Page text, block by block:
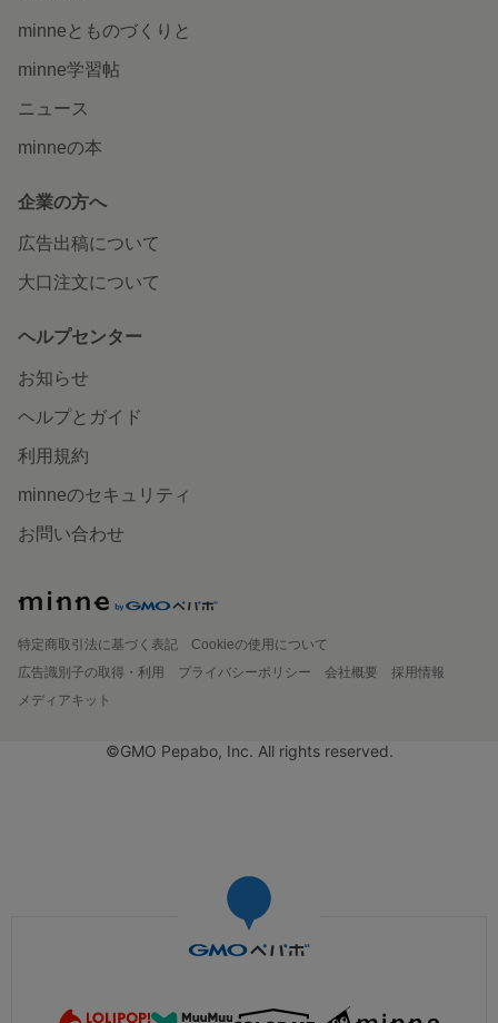
minneとものづくりと
minne学習帖
ニュース
minneの本
企業の方へ
広告出稿について
大口注文について
ヘルプセンター
お知らせ
ヘルプとガイド
利用規約
minneのセキュリティ
お問い合わせ
特定商取引法に基づく表記
Cookieの使用について
広告識別子の取得・利用
プライバシーポリシー 会社概要
採用情報
メディアキット
©GMO Pepabo, Inc. All rights reserved.